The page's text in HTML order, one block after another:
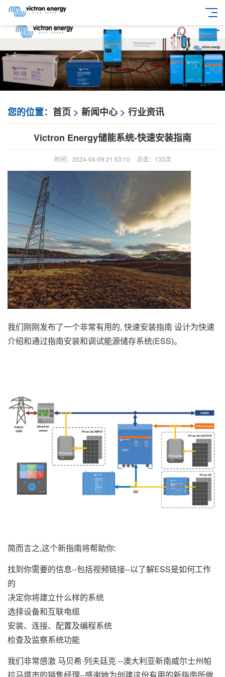
您的位置： 首页 > 新闻中心 > 行业资讯
Victron Energy储能系统-快速安装指南
时间：2024-04-09 21:53:10 点击： 133次
我们刚刚发布了一个非常有用的, 快速安装指南 设计为快速
介绍和通过指南安装和调试能源储存系统(ESS)。
简而言之,这个新指南将帮助你:
找到你需要的信息--包括视频链接--以了解ESS是如何工作
的
决定你将建立什么样的系统
选择设备和互联电缆
安装、连接、配置及编程系统
检查及监察系统功能
我们非常感激 马贝希·列夫廷克 --澳大利亚新南威尔士州帕
拉马塔市的销售经理--感谢她为创建这份有用的新指南所做